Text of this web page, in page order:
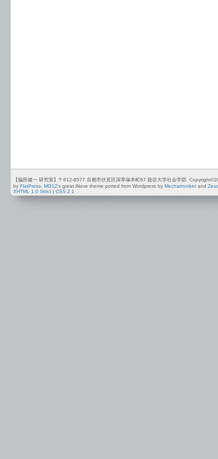
【脇田健一 研究室】〒612-8577 京都市伏見区深草塚本町67 龍谷大学社会学部.
by FlatPress. MG12's great iNove theme ported from Wordpress by Mechatronikerand
XHTML 1.0 Strict
CSS 2.1